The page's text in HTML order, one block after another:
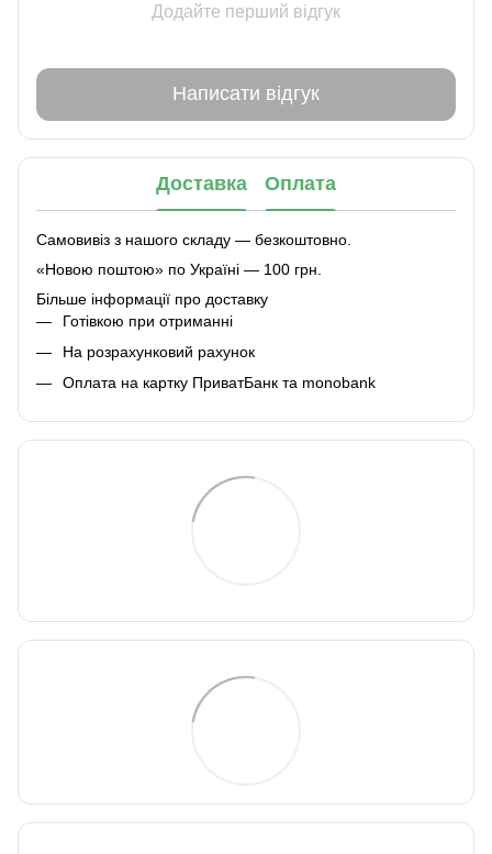
Додайте перший відгук
Написати відгук
Доставка Оплата
Самовивіз з нашого складу — безкоштовно.
«Новою поштою» по Україні — 100 грн.
Більше інформації про доставку
Готівкою при отриманні
На розрахунковий рахунок
Оплата на картку ПриватБанк та monobank